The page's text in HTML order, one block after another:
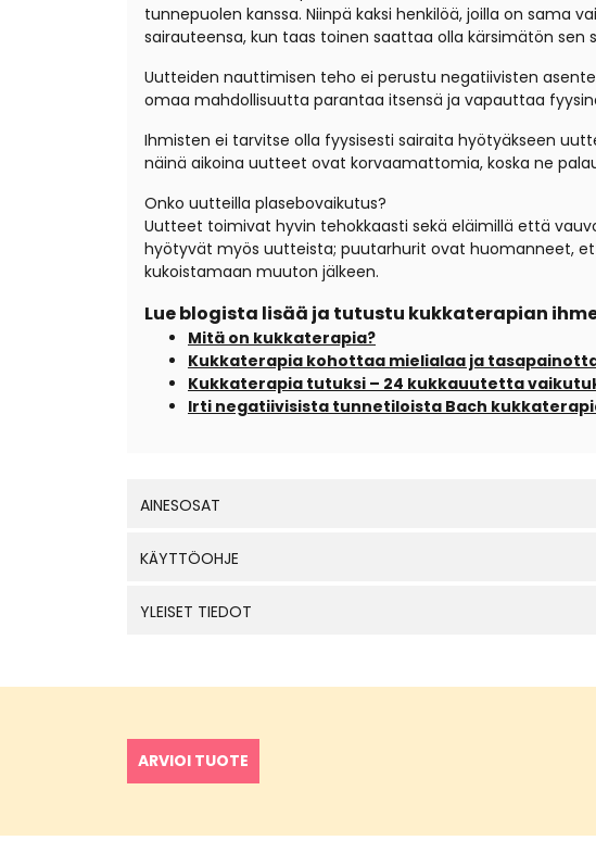
tunnepuolen kanssa. Niinpä kaksi henkilöä, joilla on sama
sairauteensa, kun taas toinen saattaa olla kärsimätön
Uutteiden nauttimisen teho ei perustu negatiivisten
omaa mahdollisuutta parantaa itsensä ja vapauttaa
Ihmisten ei tarvitse olla fyysisesti sairaita hyötyäkseen
näinä aikoina uutteet ovat korvaamattomia, koska ne
Onko uutteilla plasebovaikutus?
Uutteet toimivat hyvin tehokkaasti sekä eläimillä että
hyötyvät myös uutteista; puutarhurit ovat huomanneet,
kukoistamaan muuton jälkeen.
Lue blogista lisää ja tutustu kukkaterapian
Mitä on kukkaterapia?
Kukkaterapia kohottaa mielialaa ja
Kukkaterapia tutuksi – 24 kukkauutetta
Irti negatiivisista tunnetiloista Bach
AINESOSAT
KÄYTTÖOHJE
YLEISET TIEDOT
ARVIOI TUOTE